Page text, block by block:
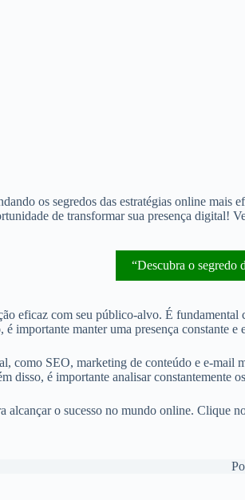
os segredos das estratégias online
de transformar sua presença digital!
“Descubra o segredo
eficaz com seu público-alvo. É
é importante manter uma presença constante
como SEO, marketing de conteúdo e e-mail
disso, é importante analisar constantemente
alcançar o sucesso no mundo online. Clique